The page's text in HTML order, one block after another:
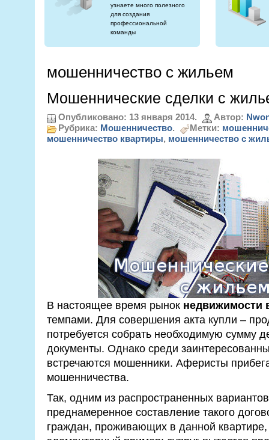
узнаете много полезного
для создания
профессиональной
команды
мошенничество с жильем
Мошеннические сделки с
Опубликовано: 13 января 2014. Автор:
Рубрика: Мошенничество. Метки:
мошенничество квартиры, мошенничество с
В настоящее время рынок недвижимости
темпами. Для совершения акта купли –
потребуется собрать необходимую сумму
документы. Однако среди
встречаются мошенники. Аферисты
мошенничества.
Так, одним из распространенных
преднамеренное составление такого
граждан, проживающих в данной